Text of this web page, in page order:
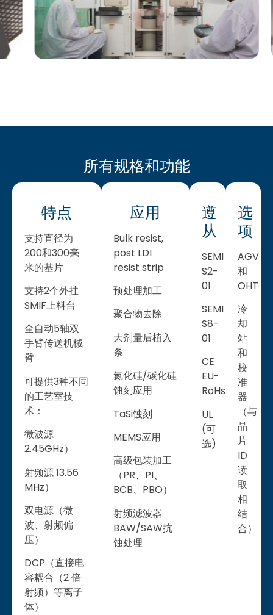
所有规格和功能
特点
支持直径为
200和300毫
米的基片
支持2个外挂
SMIF上料台
全自动5轴双
手臂传送机械
臂
可提供3种不同
的工艺室技
术：
微波源
2.45GHz）
射频源 13.56
MHz）
双电源（微
波、射频偏
压）
DCP（直接电
容耦合（2 倍
射频）等离子
体）
应用
Bulk resist,
post LDI
resist strip
预处理加工
聚合物去除
大剂量后植入
条
氮化硅/碳化硅
蚀刻应用
TaSi蚀刻
MEMS应用
高级包装加工
（PR、PI、
BCB、PBO）
射频滤波器
BAW/SAW抗
蚀处理
遵
从
SEMI
S2-
01
SEMI
S8-
01
CE
EU-
RoHs
UL
(可
选)
选
项
AGV
和
OHT
冷
却
站
和
校
准
器
（与
晶
片
ID
读
取
相
结
合）